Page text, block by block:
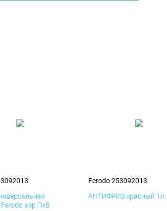
аэр ПхВ
Ferodo 253092013
АНТИФРИЗ красный 1л.